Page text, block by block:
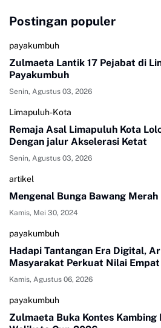
Postingan populer
payakumbuh
Zulmaeta Lantik 17 Pejabat di
Payakumbuh
Senin, Agustus 03, 2026
Limapuluh-Kota
Remaja Asal Limapuluh Kota
Dengan jalur Akselerasi Ketat
Senin, Agustus 03, 2026
artikel
Mengenal Bunga Bawang Merah
Kamis, Mei 30, 2024
payakumbuh
Hadapi Tantangan Era Digital,
Masyarakat Perkuat Nilai Empat
Kamis, Agustus 06, 2026
payakumbuh
Zulmaeta Buka Kontes Kambing